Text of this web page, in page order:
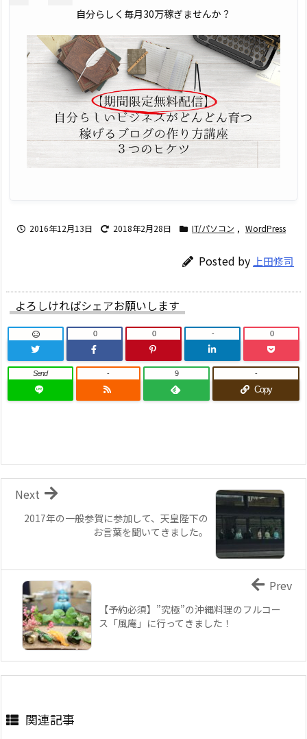
自分らしく毎月30万稼ぎませんか？
2016年12月13日 2018年2月28日 IT/パソコン , WordPress
Posted by 上田修司
よろしければシェアお願いします
0 0 - 0
Send - 9
Copy
-
2017年の一般参賀に参加して、天皇陛下の
お言葉を聞いてきました。
Next
【予約必須】”究極”の沖縄料理のフルコー
ス「風庵」に行ってきました！
Prev
関連記事